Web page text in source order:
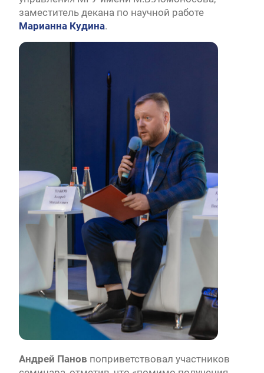
заместитель декана по научной работе
Марианна Кудина.
Андрей Панов поприветствовал участников